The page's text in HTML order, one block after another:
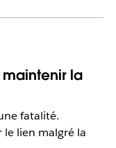
la
fatalité.
le lien malgré la